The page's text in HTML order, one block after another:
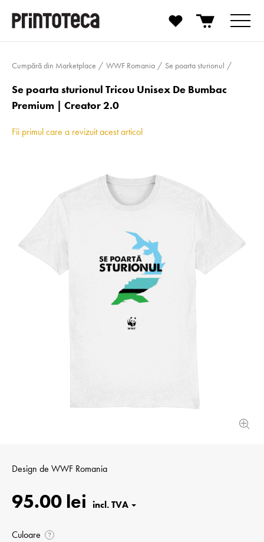
Cumpără din Marketplace WWF Romania Se poarta sturionul
Se poarta sturionul Tricou Unisex De Bumbac
Premium | Creator 2.0
Fii primul care a revizuit acest articol
Design de WWF Romania
95.00 lei
Culoare ?